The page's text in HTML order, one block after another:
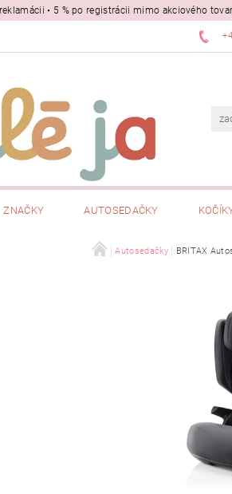
• 5 % po registrácii mimo akciového
ZNAČKY AUTOSEDAČKY
Autosedačky BRITAX